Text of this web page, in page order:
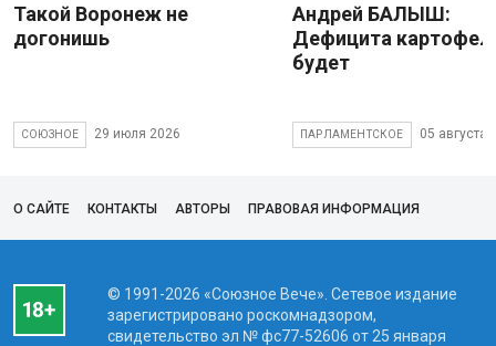
Такой Воронеж не
догонишь
СОЮЗНОЕ 29 июля 2026
Андрей БАЛЫШ:
Дефицита
будет
ПАРЛАМЕНТСКОЕ 05 августа
О САЙТЕ КОНТАКТЫ АВТОРЫ ПРАВОВАЯ ИНФОРМАЦИЯ
© 1991-2026 «Союзное Вече». Сетевое издание
зарегистрировано роскомнадзором,
свидетельство эл № фc77-52606 от 25 января